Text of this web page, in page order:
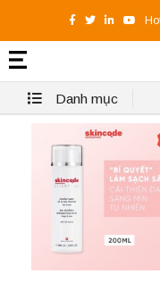
Danh mục